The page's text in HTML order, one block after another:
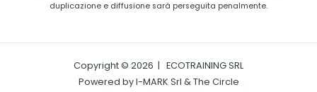
duplicazione e diffusione sarà perseguita penalmente.
Copyright © 2026 | ECOTRAINING SRL
Powered by I-MARK Srl & The Circle